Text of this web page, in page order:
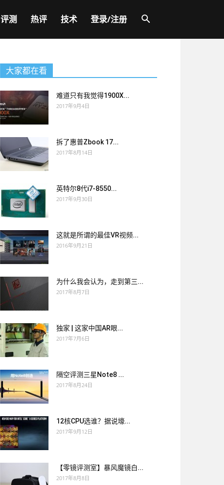
评测 热评 技术 登录/注册
大家都在看
难道只有我觉得1900X...
2017年9月4日
拆了惠普Zbook 17...
2017年8月14日
英特尔8代i7-8550...
2017年9月30日
这就是所谓的最佳VR视频...
2016年9月21日
为什么我会认为，走到第三...
2017年8月7日
独家 | 这家中国AR眼...
2017年7月6日
隔空评测三星Note8 ...
2017年8月24日
12核CPU选谁？据说壕...
2017年9月12日
【零镜评测室】暴风魔镜白...
2017年8月8日